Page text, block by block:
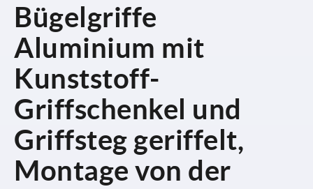
Bügelgriffe
Aluminium mit
Kunststoff-
Griffschenkel und
Griffsteg geriffelt,
Montage von der